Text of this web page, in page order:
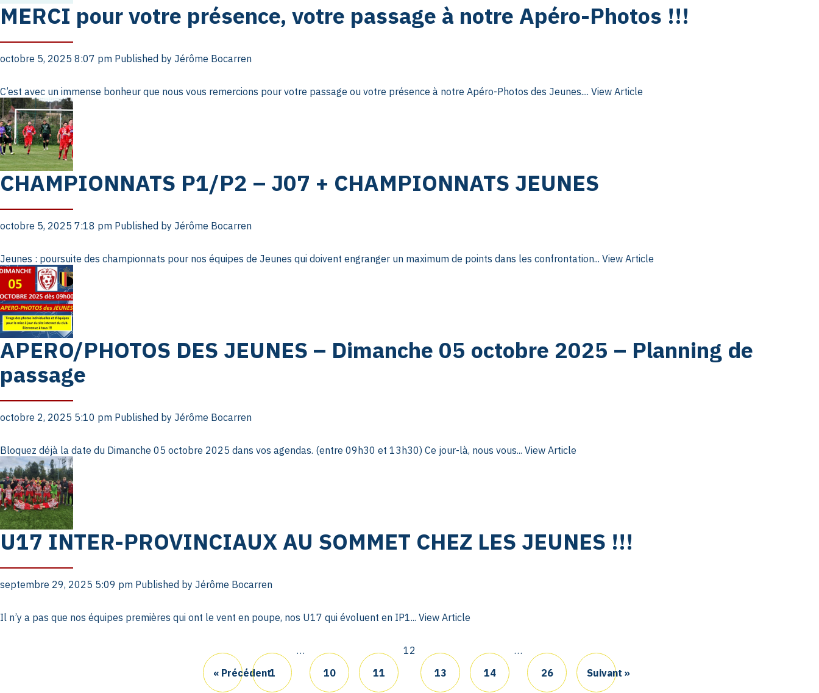
MERCI pour votre présence, votre passage à notre Apéro-Photos !!!
octobre 5, 2025 8:07 pm Published by Jérôme Bocarren
C’est avec un immense bonheur que nous vous remercions pour votre passage ou votre présence à notre Apéro-Photos des Jeunes.... View Article
CHAMPIONNATS P1/P2 – J07 + CHAMPIONNATS JEUNES
octobre 5, 2025 7:18 pm Published by Jérôme Bocarren
Jeunes : poursuite des championnats pour nos équipes de Jeunes qui doivent engranger un maximum de points dans les confrontation... View Article
APERO/PHOTOS DES JEUNES – Dimanche 05 octobre 2025 – Planning de
passage
octobre 2, 2025 5:10 pm Published by Jérôme Bocarren
Bloquez déjà la date du Dimanche 05 octobre 2025 dans vos agendas. (entre 09h30 et 13h30) Ce jour-là, nous vous... View Article
U17 INTER-PROVINCIAUX AU SOMMET CHEZ LES JEUNES !!!
septembre 29, 2025 5:09 pm Published by Jérôme Bocarren
Il n’y a pas que nos équipes premières qui ont le vent en poupe, nos U17 qui évoluent en IP1... View Article
« Précédent1
…
10
11
12
13
14
…
26
Suivant »